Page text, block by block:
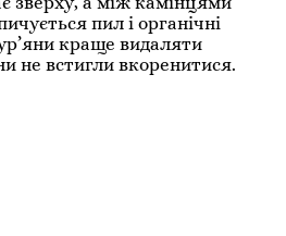
пил і органічні
краще видаляти
не встигли вкоренитися.